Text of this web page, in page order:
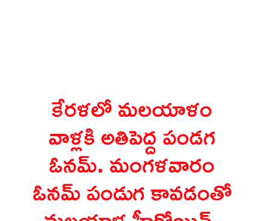
కేరళలో మలయాళం
వాళ్లకి అతిపెద్ద పండగ
ఓనమ్. మంగళవారం
ఓనమ్ పండుగ కావడంతో